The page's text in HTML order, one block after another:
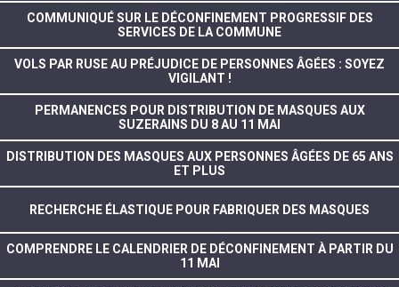
COMMUNIQUÉ SUR LE DÉCONFINEMENT PROGRESSIF DES
SERVICES DE LA COMMUNE
VOLS PAR RUSE AU PRÉJUDICE DE PERSONNES ÂGÉES : SOYEZ
VIGILANT !
PERMANENCES POUR DISTRIBUTION DE MASQUES AUX
SUZERAINS DU 8 AU 11 MAI
DISTRIBUTION DES MASQUES AUX PERSONNES ÂGÉES DE 65 ANS
ET PLUS
RECHERCHE ÉLASTIQUE POUR FABRIQUER DES MASQUES
COMPRENDRE LE CALENDRIER DE DÉCONFINEMENT À PARTIR DU
11 MAI